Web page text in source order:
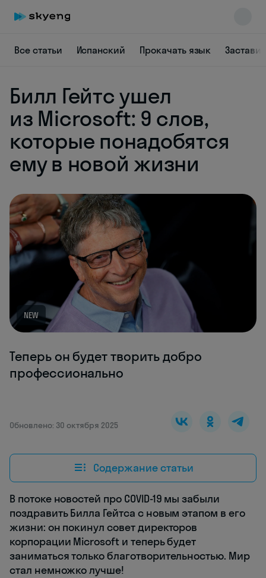
Все статьи Испанский Прокачать язык
Билл Гейтс ушел
из Microsoft: 9 слов,
которые понадобятся
ему в новой жизни
NEW
Теперь он будет творить добро
профессионально
Обновлено: 30 октября 2025
Содержание статьи
В потоке новостей про COVID-19 мы забыли
поздравить Билла Гейтса с новым этапом в его
жизни: он покинул совет директоров
корпорации Microsoft и теперь будет
заниматься только благотворительностью. Мир
стал немножко лучше!
Skyeng Chat
online